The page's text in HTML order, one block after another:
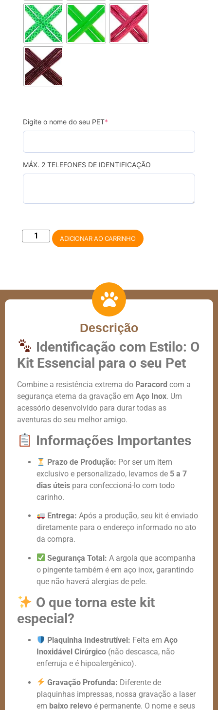
Digite o nome do seu PET*
MÁX. 2 TELEFONES DE IDENTIFICAÇÃO
ADICIONAR AO CARRINHO
Descrição
Identificação com Estilo: O
Kit Essencial para o seu Pet
Combine a resistência extrema do Paracord com a
segurança eterna da gravação em Aço Inox. Um
acessório desenvolvido para durar todas as
aventuras do seu melhor amigo.
Informações Importantes
Prazo de Produção: Por ser um item
exclusivo e personalizado, levamos de 5 a 7
dias úteis para confeccioná-lo com todo
carinho.
Entrega: Após a produção, seu kit é enviado
diretamente para o endereço informado no ato
da compra.
Segurança Total: A argola que acompanha
o pingente também é em aço inox, garantindo
que não haverá alergias de pele.
O que torna este kit
especial?
Plaquinha Indestrutível: Feita emAço
Inoxidável Cirúrgico (não descasca, não
enferruja e é hipoalergênico).
Gravação Profunda: Diferente de
plaquinhas impressas, nossa gravação a laser
em baixo relevo é permanente. O nome e seus